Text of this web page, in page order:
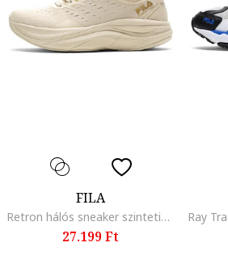
FILA
Retron hálós sneaker szintetikus anyagbetétekkel, Bézs
27.199 Ft